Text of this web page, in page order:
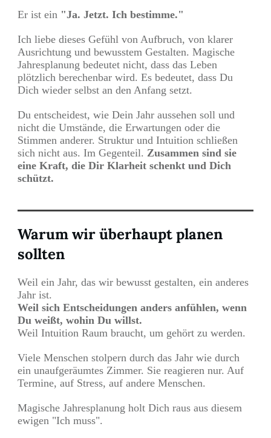
Er ist ein "Ja. Jetzt. Ich bestimme."
Ich liebe dieses Gefühl von Aufbruch, von klarer
Ausrichtung und bewusstem Gestalten. Magische
Jahresplanung bedeutet nicht, dass das Leben
plötzlich berechenbar wird. Es bedeutet, dass Du
Dich wieder selbst an den Anfang setzt.
Du entscheidest, wie Dein Jahr aussehen soll und
nicht die Umstände, die Erwartungen oder die
Stimmen anderer. Struktur und Intuition schließen
sich nicht aus. Im Gegenteil. Zusammen sind sie
eine Kraft, die Dir Klarheit schenkt und Dich
schützt.
Warum wir überhaupt planen
sollten
Weil ein Jahr, das wir bewusst gestalten, ein anderes
Jahr ist.
Weil sich Entscheidungen anders anfühlen, wenn
Du weißt, wohin Du willst.
Weil Intuition Raum braucht, um gehört zu werden.
Viele Menschen stolpern durch das Jahr wie durch
ein unaufgeräumtes Zimmer. Sie reagieren nur. Auf
Termine, auf Stress, auf andere Menschen.
Magische Jahresplanung holt Dich raus aus diesem
ewigen "Ich muss".